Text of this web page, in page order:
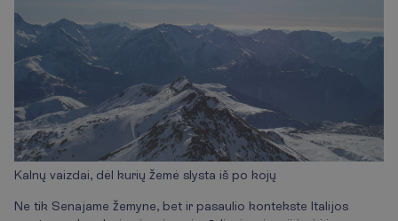
Kalnų vaizdai, dėl kurių žemė slysta iš po kojų
Ne tik Senajame žemyne, bet ir pasaulio kontekste Italijos